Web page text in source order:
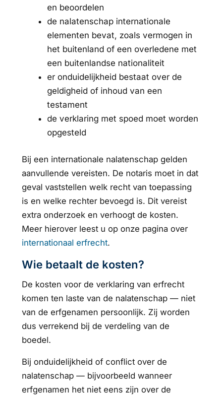
en beoordelen
de nalatenschap internationale
elementen bevat, zoals vermogen in
het buitenland of een overledene met
een buitenlandse nationaliteit
er onduidelijkheid bestaat over de
geldigheid of inhoud van een
testament
de verklaring met spoed moet worden
opgesteld
Bij een internationale nalatenschap gelden
aanvullende vereisten. De notaris moet in dat
geval vaststellen welk recht van toepassing
is en welke rechter bevoegd is. Dit vereist
extra onderzoek en verhoogt de kosten.
Meer hierover leest u op onze pagina over
internationaal erfrecht.
Wie betaalt de kosten?
De kosten voor de verklaring van erfrecht
komen ten laste van de nalatenschap — niet
van de erfgenamen persoonlijk. Zij worden
dus verrekend bij de verdeling van de
boedel.
Bij onduidelijkheid of conflict over de
nalatenschap — bijvoorbeeld wanneer
erfgenamen het niet eens zijn over de